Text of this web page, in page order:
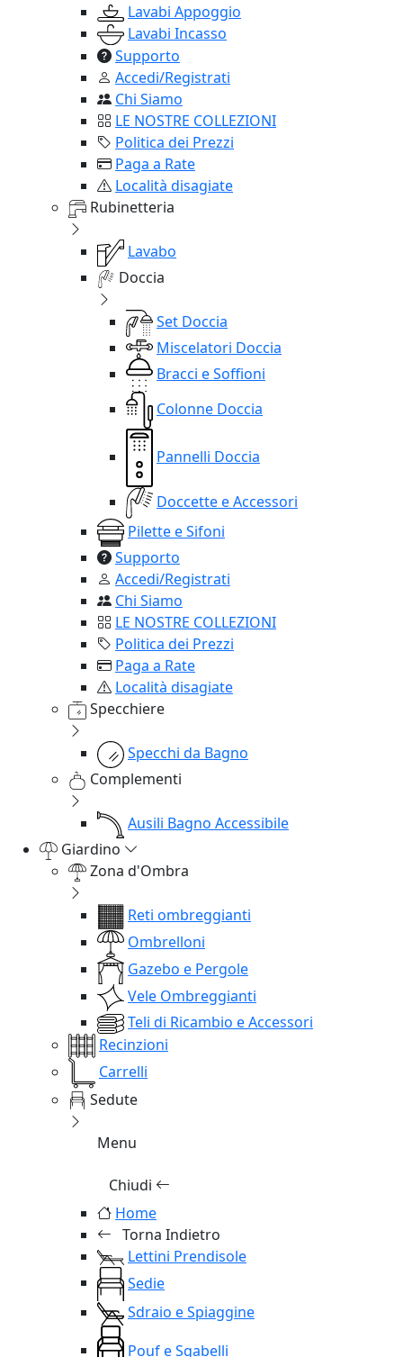
Lavabi Appoggio
Lavabi Incasso
Supporto
Accedi/Registrati
Chi Siamo
LE NOSTRE COLLEZIONI
Politica dei Prezzi
Paga a Rate
Località disagiate
Rubinetteria
Lavabo
Doccia
Set Doccia
Miscelatori Doccia
Bracci e Soffioni
Colonne Doccia
Pannelli Doccia
Doccette e Accessori
Pilette e Sifoni
Supporto
Accedi/Registrati
Chi Siamo
LE NOSTRE COLLEZIONI
Politica dei Prezzi
Paga a Rate
Località disagiate
Specchiere
Specchi da Bagno
Complementi
Ausili Bagno Accessibile
Giardino
Zona d'Ombra
Reti ombreggianti
Ombrelloni
Gazebo e Pergole
Vele Ombreggianti
Teli di Ricambio e Accessori
Recinzioni
Carrelli
Sedute
Menu
Chiudi
Home
Torna Indietro
Lettini Prendisole
Sedie
Sdraio e Spiaggine
Pouf e Sgabelli